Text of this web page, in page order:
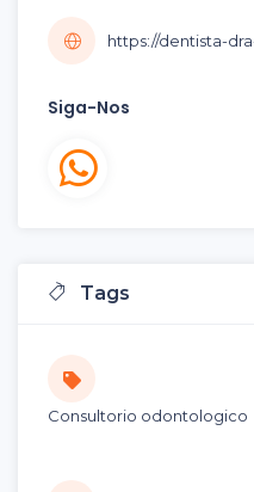
https://dentista-
Siga-Nos
Tags
Consultorio odontologico